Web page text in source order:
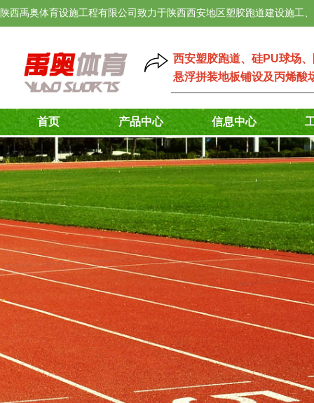
西安塑胶跑道、 硅PU球场、
悬浮拼装地板铺设及丙烯酸
陕西禹奥体育设施工程有限公司致力于陕西西安地区塑胶跑道建设施工
首页 产品中心 信息中心